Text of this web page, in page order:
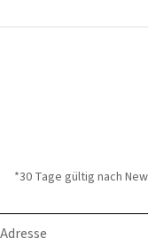
*30 Tage gültig nach